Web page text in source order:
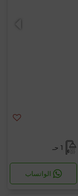
1 حـ
الواتساب